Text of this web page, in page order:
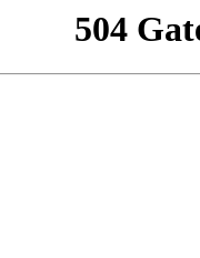
504